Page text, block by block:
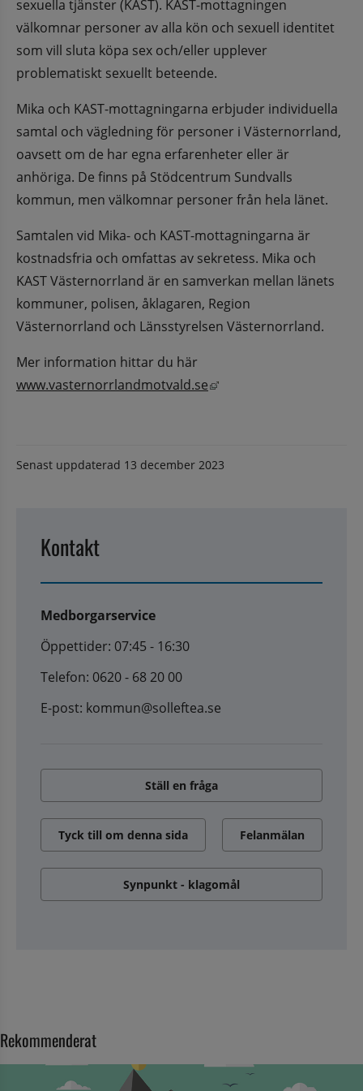
sexuella tjänster (KAST). KAST-mottagningen
välkomnar personer av alla kön och sexuell identitet
som vill sluta köpa sex och/eller upplever
problematiskt sexuellt beteende.
Mika och KAST-mottagningarna erbjuder individuella
samtal och vägledning för personer i Västernorrland,
oavsett om de har egna erfarenheter eller är
anhöriga. De finns på Stödcentrum Sundvalls
kommun, men välkomnar personer från hela länet.
Samtalen vid Mika- och KAST-mottagningarna är
kostnadsfria och omfattas av sekretess. Mika och
KAST Västernorrland är en samverkan mellan länets
kommuner, polisen, åklagaren, Region
Västernorrland och Länsstyrelsen Västernorrland.
www.vasternorrlandmotvald.se Länk till annan
Senast uppdaterad 13 december 2023
Kontakt
Medborgarservice
Öppettider: 07:45 - 16:30
Telefon: 0620 - 68 20 00
E-post: kommun@solleftea.se
Ställ en fråga
Tyck till om denna sida Felanmälan
Synpunkt - klagomål
Rekommenderat